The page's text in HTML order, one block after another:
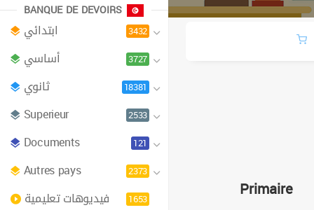
BANQUE DE DEVOIRS
ابتدائي 3432
أساسي 3727
ثانوي 18381
Superieur 2533
Documents 121
Autres pays 2373
فيديوهات تعليمية 1653 Primaire